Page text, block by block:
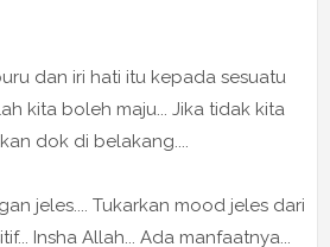
dan iri hati itu kepada sesuatu
kita boleh maju... Jika tidak kita
dok di belakang....
jeles.... Tukarkan mood jeles dari
Insha Allah... Ada manfaatnya...